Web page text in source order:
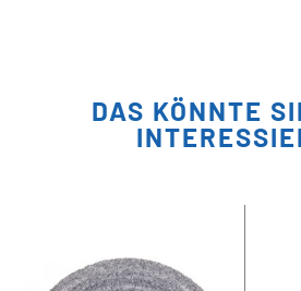
DAS KÖNNTE